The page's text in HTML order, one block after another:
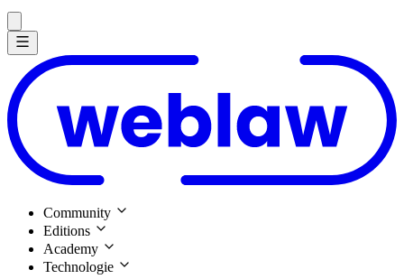
Community
Editions
Academy
Technologie